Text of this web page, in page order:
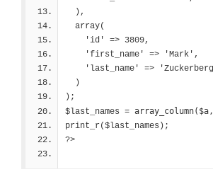
  ),
  array(
    'id' => 3809,
    'first_name' => 'Mark',
'last_name' =>
  )
);
$last_names =
print_r($last_names);
?>